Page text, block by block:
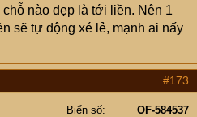
nào đẹp là tới liền. Nên 1
sẽ tự động xé lẻ, mạnh ai nấy
#173
Biển số
OF-584537